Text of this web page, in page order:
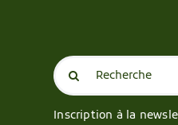
Search
for:
Inscription à la